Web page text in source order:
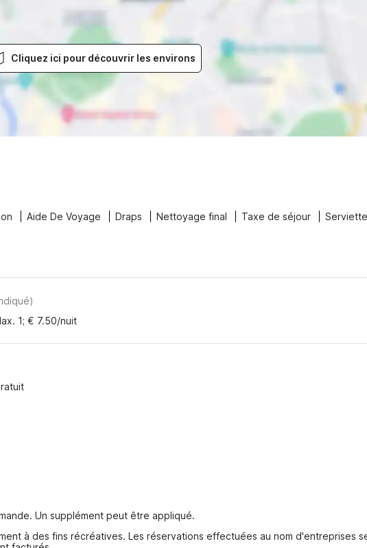
Cliquez ici pour découvrir les environs
Aide De Voyage Draps Nettoyage final Taxe de séjour
)
1; € 7.50/nuit
Un supplément peut être appliqué.
à des fins récréatives. Les réservations effectuées au nom d'entreprises